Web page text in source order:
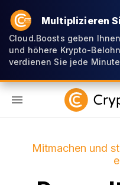
Multiplizieren
Cloud.Boosts geben
und höhere Krypto-
verdienen Sie jede
Mitmachen und